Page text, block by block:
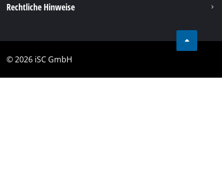
Rechtliche Hinweise
© 2026 iSC GmbH